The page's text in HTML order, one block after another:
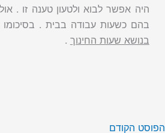
היה אפשר לבוא ולטעון טענה זו .
בהם כשעות עבודה בבית . בסיכומו
בנושא שעות החינוך .
הפוסט הקודם